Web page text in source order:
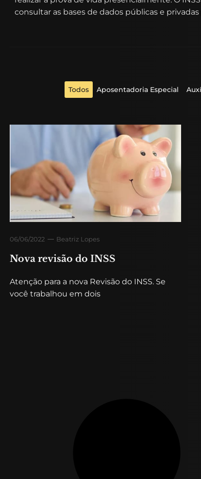
consultar as bases de dados públicas e
Aposentadoria Especial
Todos
06/06/2022 Beatriz Lopes
Nova revisão do INSS
Atenção para a nova Revisão do INSS. Se
você trabalhou em dois